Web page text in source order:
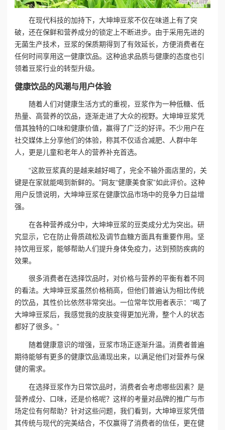
在现代科技的加持下，大坤坤豆浆不仅在味道上有了突
破，还在保鲜和营养成分的锁定上不断进步。由于采用先进的
无菌生产技术，豆浆的保质期得到了有效延长，方便消费者在
任何时间享用这一健康饮品。这种追求品质与健康的态度也引
领着豆浆行业的转型升级。
健康饮品的风潮与用户体验
随着人们对健康生活方式的重视，豆浆作为一种低糖、低
热量、高营养的饮品，逐渐走进了大众的视野。大坤坤豆浆凭
借其独特的口味和健康价值，赢得了广泛的好评。不少用户在
社交媒体上分享他们的体验，称其不仅适合减肥、人群中年
人，更是儿童和老年人的营养补充首选。
“这款豆浆真的是越来越好喝了，完全不输外面店里的，关
键是在家就能喝到新鲜的。”网友“健康美食家”如此评价。这种
用户反馈说明，大坤坤豆浆在健康饮品市场中的竞争力日益增
强。
在各种营养成分中，大坤坤豆浆的豆类成分尤为突出。研
究显示，它在防止骨质疏松及调节血糖方面具有重要作用。坚
持饮用豆浆，能够帮助人们提升身体免疫力，达到预防疾病的
效果。
很多消费者在选择饮品时，对价格与营养的平衡有着不同
的看法。大坤坤豆浆虽然价格稍高，但他们普遍认为相比传统
的饮品，其性价比依然非常突出。一位常年饮用者表示：“喝了
大坤坤豆浆后，我感觉我的皮肤变得更加光滑，整个人的状态
都好了很多。”
随着健康意识的增强，豆浆市场正逐渐升温。消费者普遍
期待能够有更多的健康饮品涌现出来，以满足他们对营养与保
健的需求。
在选择豆浆作为日常饮品时，消费者会考虑哪些因素？是
营养成分、口味，还是价格呢？这样的考量对品牌的推广与市
场定位有何帮助？针对这些问题，我们看到，大坤坤豆浆凭借
其传统与现代的完美结合，不仅赢得了消费者的信任，更在健